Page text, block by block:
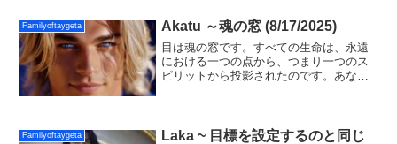
視力があなたに役立つように準備してく
Familyoftaygeta Akatu ～魂の窓 (8/17/2025)
目は魂の窓です。すべての生命は、永遠
における一つの点から、つまり一つのス
ピリットから投影されたのです。あなた
Familyoftaygeta
Laka ~ 目標を設定するのと同じ